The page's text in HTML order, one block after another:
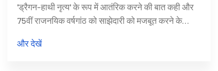
'ड्रैगन-हाथी नृत्य' के रूप में आतंरिक करने की बात कही और
75वीं राजनयिक वर्षगांठ को साझेदारी को मजबूत करने के
राष्ट्रपति शी जिंपिंग से भी मुलाकात की थी।
और देखें